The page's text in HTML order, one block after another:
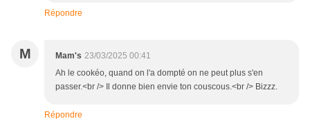
Répondre
M Mam's 23/03/2025 00:41
Ah le cookéo, quand on l'a dompté on ne peut plus s'en
passer.<br /> Il donne bien envie ton couscous.<br /> Bizzz.
Répondre